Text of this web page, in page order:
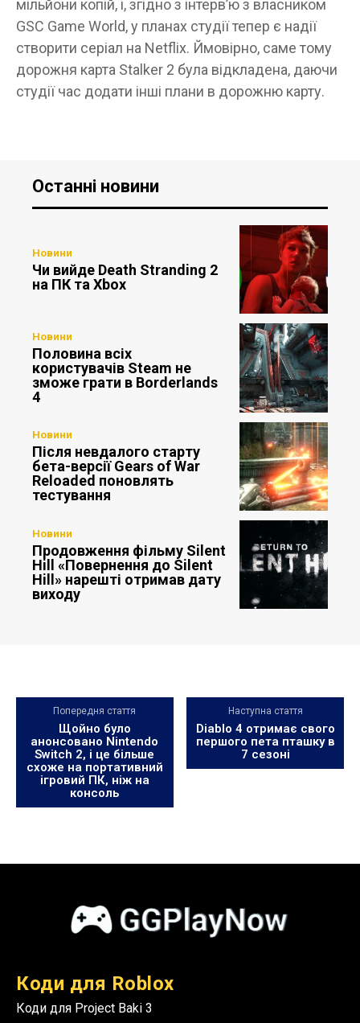
мільйони копій, і, згідно з інтерв’ю з власником
GSC Game World, у планах студії тепер є надії
створити серіал на Netflix. Ймовірно, саме тому
дорожня карта Stalker 2 була відкладена, даючи
студії час додати інші плани в дорожню карту.
Останні новини
Новини
Чи вийде Death Stranding 2
на ПК та Xbox
Новини
Половина всіх
користувачів Steam не
зможе грати в Borderlands
4
Новини
Після невдалого старту
бета-версії Gears of War
Reloaded поновлять
тестування
Новини
Продовження фільму Silent
Hill «Повернення до Silent
Hill» нарешті отримав дату
виходу
Попередня стаття
Щойно було
анонсовано Nintendo
Switch 2, і це більше
схоже на портативний
ігровий ПК, ніж на
консоль
Наступна стаття
Diablo 4 отримає свого
першого пета пташку в
7 сезоні
Коди для Roblox
Коди для Project Baki 3